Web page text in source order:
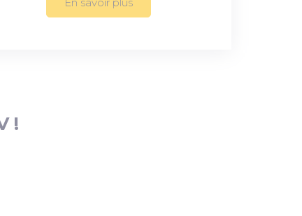
En savoir plus
!